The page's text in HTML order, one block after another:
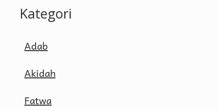
Kategori
Adab
Akidah
Fatwa